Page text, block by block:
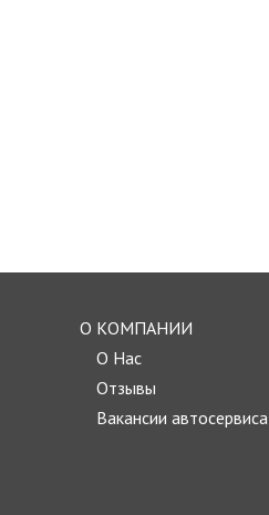
О КОМПАНИИ
О Нас
Отзывы
Вакансии автосервиса